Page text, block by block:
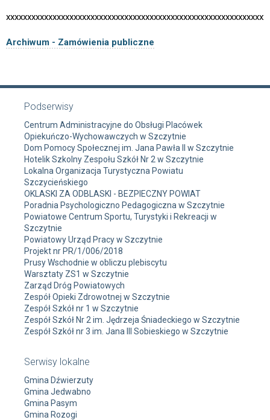
Archiwum - Zamówienia publiczne
Podserwisy
Centrum Administracyjne do Obsługi Placówek
Opiekuńczo-Wychowawczych w Szczytnie
Dom Pomocy Społecznej im. Jana Pawła II w Szczytnie
Hotelik Szkolny Zespołu Szkół Nr 2 w Szczytnie
Lokalna Organizacja Turystyczna Powiatu
Szczycieńskiego
OKLASKI ZA ODBLASKI - BEZPIECZNY POWIAT
Poradnia Psychologiczno Pedagogiczna w Szczytnie
Powiatowe Centrum Sportu, Turystyki i Rekreacji w
Szczytnie
Powiatowy Urząd Pracy w Szczytnie
Projekt nr PR/1/006/2018
Prusy Wschodnie w obliczu plebiscytu
Warsztaty ZS1 w Szczytnie
Zarząd Dróg Powiatowych
Zespół Opieki Zdrowotnej w Szczytnie
Zespół Szkół nr 1 w Szczytnie
Zespół Szkół Nr 2 im. Jędrzeja Śniadeckiego w Szczytnie
Zespół Szkół nr 3 im. Jana III Sobieskiego w Szczytnie
Serwisy lokalne
Gmina Dźwierzuty
Gmina Jedwabno
Gmina Pasym
Gmina Rozogi